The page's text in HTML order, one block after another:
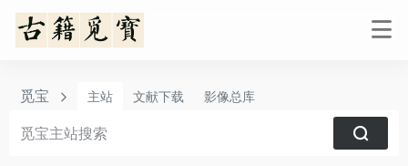
觅宝 主站 文献下载 影像总库